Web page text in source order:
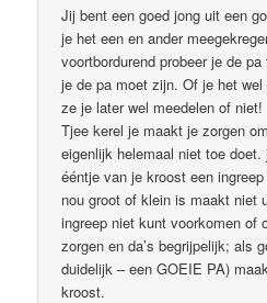
Jij bent een goed jong uit een
je het een en ander
voortbordurend probeer je de
je de pa moet zijn. Of je het
ze je later wel meedelen of niet!
Tjee kerel je maakt je zorgen
eigenlijk helemaal niet toe
ééntje van je kroost een
nou groot of klein is maakt niet
ingreep niet kunt voorkomen of
zorgen en da’s begrijpelijk; als
duidelijk – een GOEIE PA)
kroost.